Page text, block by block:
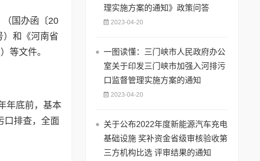
国办函〔20
）和《河南省
等文件。
年底前，基本
口排查，全面
理实施方案的通知》政策问答
2023-04-20
一图读懂：三门峡市人民政府办公
室关于印发三门峡市加强入河排污
口监督管理实施方案的通知
2023-04-20
关于公布2022年度新能源汽车充电
基础设施 奖补资金省级审核验收第
三方机构比选 评审结果的通知